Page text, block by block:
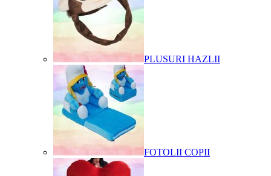
PLUSURI HAZLII
FOTOLII COPII